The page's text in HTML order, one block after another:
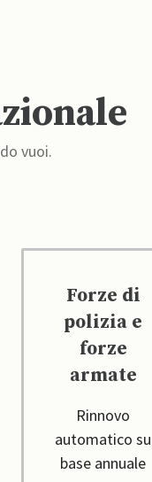
vuoi.
Forze di
polizia e
forze
armate
Rinnovo
automatico su
base annuale